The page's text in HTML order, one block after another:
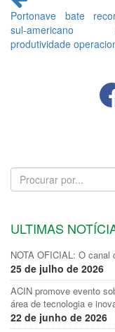
lendo
Portonave bate
sul-americano
produtividade
ULTIMAS
NOTA OFICIAL: O canal
25 de julho de 2026
ACIN promove evento
área de tecnologia e
22 de junho de 2026